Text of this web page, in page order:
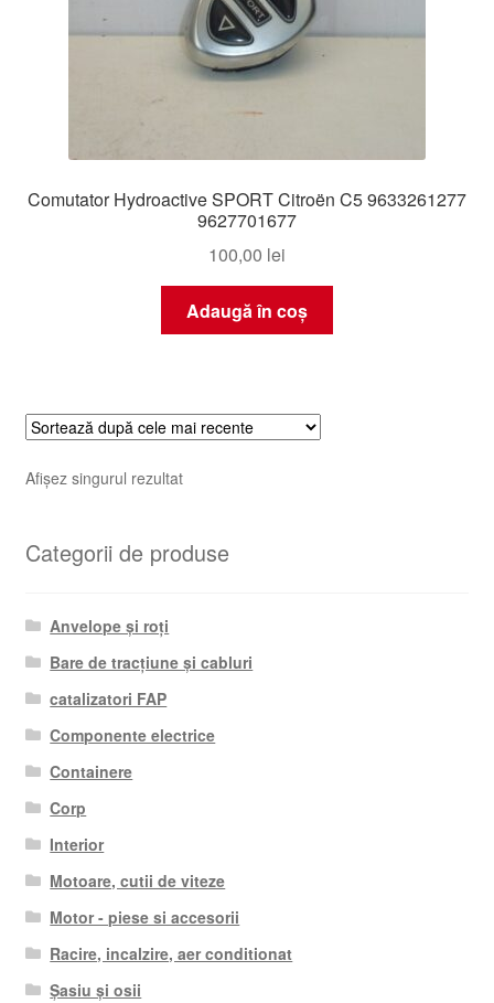
Comutator Hydroactive SPORT Citroën C5 9633261277
9627701677
100,00 lei
Adaugă în coș
Afișez singurul rezultat
Categorii de produse
Anvelope și roți
Bare de tracțiune și cabluri
catalizatori FAP
Componente electrice
Containere
Corp
Interior
Motoare, cutii de viteze
Motor - piese si accesorii
Racire, incalzire, aer conditionat
Șasiu și osii